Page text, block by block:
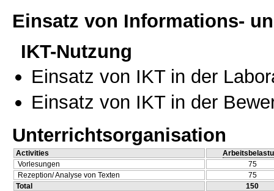
Einsatz von Informations-
IKT-Nutzung
Einsatz von IKT in der
Einsatz von IKT in der
Unterrichtsorganisation
Activities
Vorlesungen
75
Rezeption/ Analyse von Texten
75
Total
150